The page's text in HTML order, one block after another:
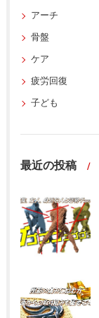
アーチ
骨盤
ケア
疲労回復
子ども
最近の投稿